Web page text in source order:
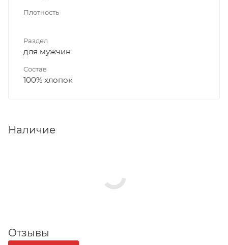
Плотность
Раздел
для мужчин
Состав
100% хлопок
Наличие
Отзывы